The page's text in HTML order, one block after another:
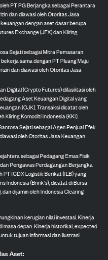
PT PG Berjangka sebagai Perantara
dan diawasi oleh Otoritas Jasa
dengan aset dasar berupa
Exchange (JFX) dan Kliring
Sejati sebagai Mitra Pemasaran
sama dengan PT Pluang Maju
dan diawasi oleh Otoritas Jasa
Digital (Crypto Futures) difasilitasi oleh
Aset Keuangan Digital yang
(OJK). Transaksi dicatat oleh
Kliring Komoditi Indonesia (KKI).
Sejati sebagai Agen Penjual Efek
oleh Otoritas Jasa Keuangan
sebagai Pedagang Emas Fisik
Pengawas Perdagangan Berjangka
PT ICDX Logistik Berikat (ILB) yang
Indonesia (Brink's), dicatat di Bursa
dijamin oleh Indonesia Clearing
kerugian nilai investasi. Kinerja
masa depan. Kinerja historikal, expected
tujuan informasi dan ilustrasi.
Aset: